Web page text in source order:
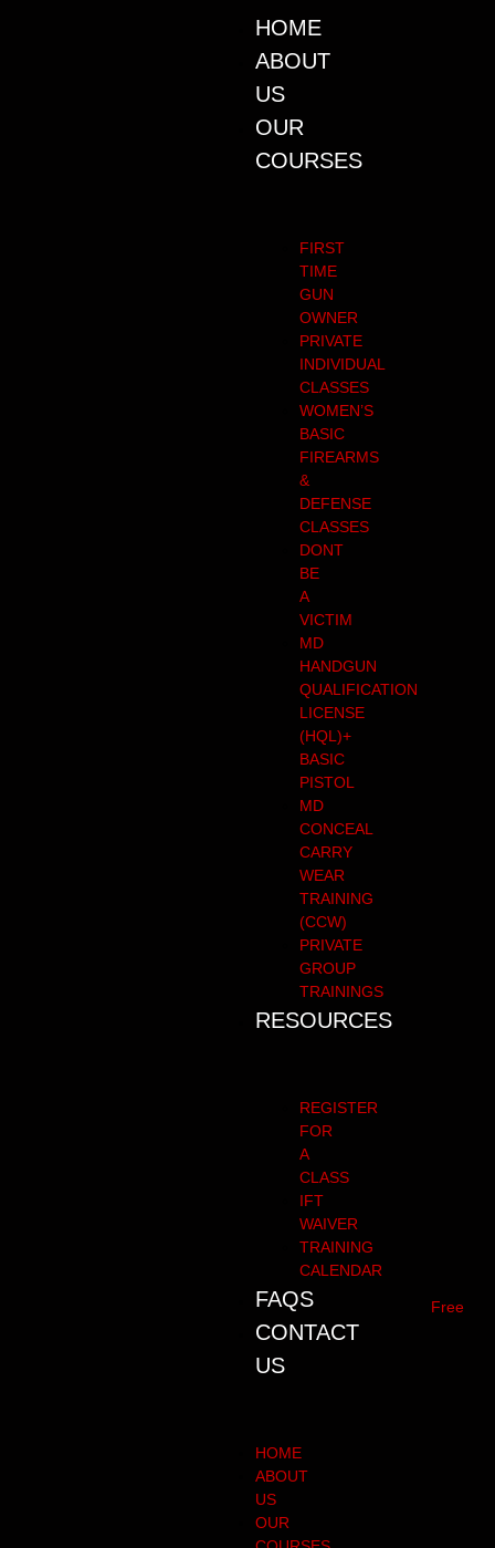
HOME
ABOUT
US
OUR
COURSES
FIRST
TIME
GUN
OWNER
PRIVATE
INDIVIDUAL
CLASSES
WOMEN’S
BASIC
FIREARMS
&
DEFENSE
CLASSES
DONT
BE
A
VICTIM
MD
HANDGUN
QUALIFICATION
LICENSE
(HQL)+
BASIC
PISTOL
MD
CONCEAL
CARRY
WEAR
TRAINING
(CCW)
PRIVATE
GROUP
TRAININGS
RESOURCES
REGISTER
FOR
A
CLASS
IFT
WAIVER
TRAINING
CALENDAR
FAQS
CONTACT
US
HOME
ABOUT
US
OUR
Free